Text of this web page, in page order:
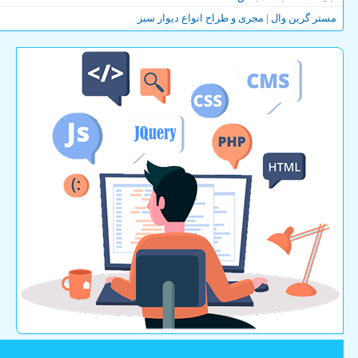
مستر گرین وال | مجری و طراح انواع دیوار سبز